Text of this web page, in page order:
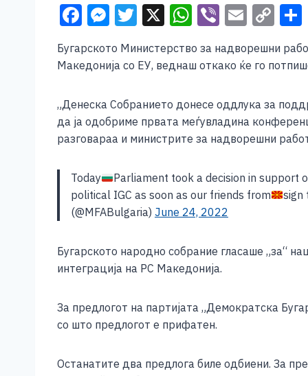
F
c
e
b
o
o
k
M
ss
e
n
g
er
T
tt
X W
at
A
p
p
Vi
er
E
ai
C
p
Li
n
k
Бугарското Министерство за надворешни
Македонија со ЕУ, веднаш откако ќе го
„Денеска Собранието донесе оддлука за
да ја одобриме првата меѓувладина
разговараа и министрите за надворешни
Today Parliament took a decision in support
political IGC as soon as our friends from
sign
(@MFABulgaria) June 24, 2022
Бугарското народно собрание гласаше „за“
интеграција на РС Македонија.
За предлогот на партијата „Демократска
со што предлогот е прифатен.
Останатите два предлога биле одбиени. За